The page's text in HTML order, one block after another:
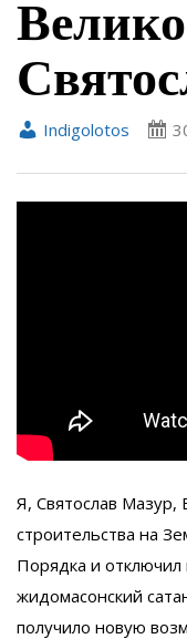
Indigolotos
Я, Святослав Мазур,
строительства на
Порядка и
жидомасонский
получило новую